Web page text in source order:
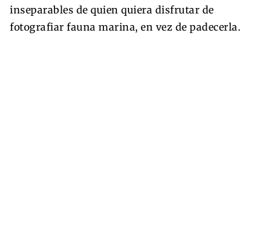
inseparables de quien quiera disfrutar de
fotografiar fauna marina, en vez de padecerla.